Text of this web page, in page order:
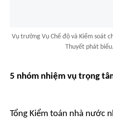
Vụ trưởng Vụ Chế độ và Kiểm soát
Thuyết phát
5 nhóm nhiệm vụ trọng
Tổng Kiểm toán nhà nước